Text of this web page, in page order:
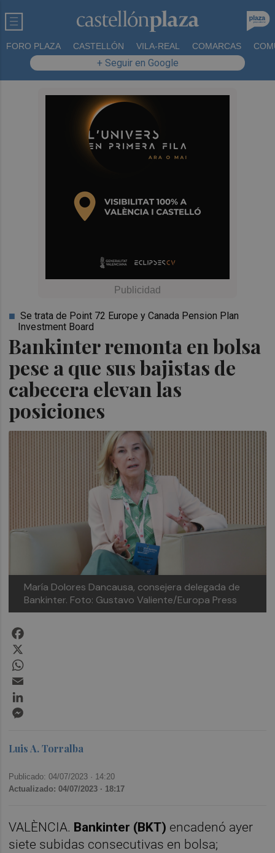
FORO PLAZA CASTELLÓN VILA-REAL COMARCAS
+ Seguir en Google
Bankinter remonta en bolsa
pese a que sus bajistas de
cabecera elevan las
posiciones
Se trata de Point 72 Europe y Canada Pension Plan
Investment Board
María Dolores Dancausa, consejera delegada de
Bankinter. Foto: Gustavo Valiente/Europa Press
Luis A. Torralba
Publicado: 04/07/2023 · 14:20
Actualizado: 04/07/2023 · 18:17
VALÈNCIA. Bankinter (BKT) encadenó ayer
siete subidas consecutivas en bolsa;